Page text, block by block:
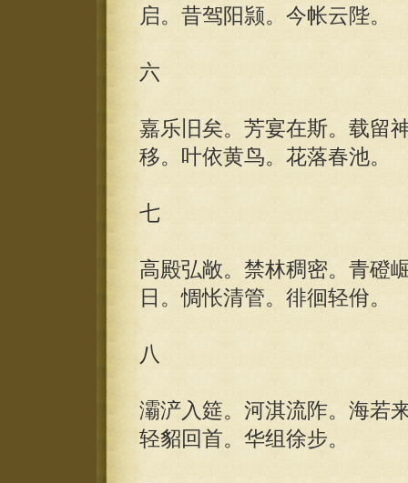
启。昔驾阳颕。今帐云陛。
六
嘉乐旧矣。芳宴在斯。载留
移。叶依黄鸟。花落春池。
七
高殿弘敞。禁林稠密。青磴
日。惆怅清管。徘徊轻佾。
八
灞浐入筵。河淇流阼。海若
轻貂回首。华组徐步。